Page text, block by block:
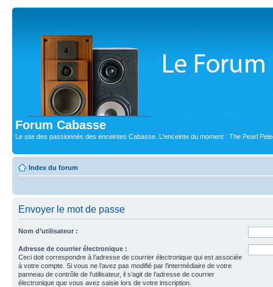
Forum Cabasse
Le site des passionnés des enceintes Cabasse. L'enceinte du moment : The Pearl
Index du forum
Envoyer le mot de passe
Nom d’utilisateur :
Adresse de courrier électronique :
Ceci doit correspondre à l’adresse de courrier électronique qui est associée
à votre compte. Si vous ne l’avez pas modifié par l’intermédiaire de votre
panneau de contrôle de l’utilisateur, il s’agit de l’adresse de courrier
électronique que vous avez saisie lors de votre inscription.